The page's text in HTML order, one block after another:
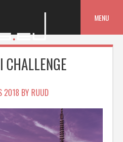
MENU
CHALLENGE
2018 BY RUUD